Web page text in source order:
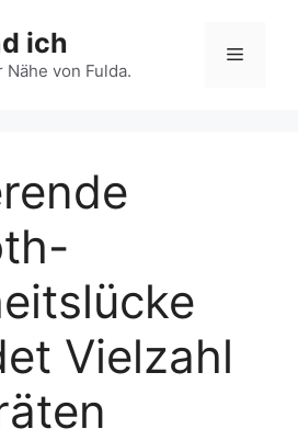
ich
von Fulda.
Menü
Vielzahl